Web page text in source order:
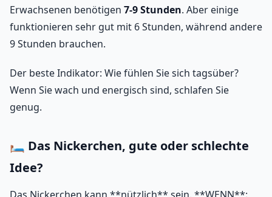
Erwachsenen benötigen 7-9 Stunden. Aber einige
funktionieren sehr gut mit 6 Stunden, während andere
9 Stunden brauchen.
Der beste Indikator: Wie fühlen Sie sich tagsüber?
Wenn Sie wach und energisch sind, schlafen Sie
genug.
🛏️ Das Nickerchen, gute oder schlechte
Idee?